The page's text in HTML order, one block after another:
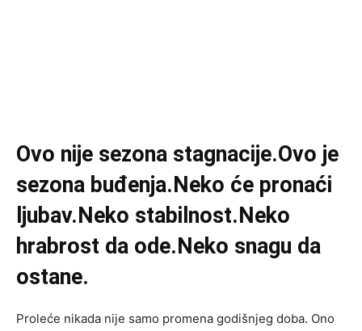
Ovo nije sezona stagnacije.Ovo je
sezona buđenja.Neko će pronaći
ljubav.Neko stabilnost.Neko
hrabrost da ode.Neko snagu da
ostane.
Proleće nikada nije samo promena godišnjeg doba. Ono